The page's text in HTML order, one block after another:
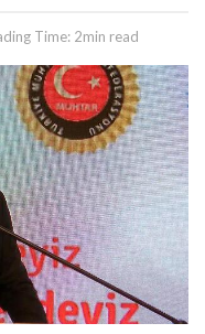
Time: 2min read